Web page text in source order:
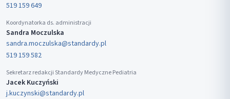
519 159 649
Koordynatorka ds. administracji
Sandra Moczulska
sandra.moczulska@standardy.pl
519 159 582
Sekretarz redakcji Standardy Medyczne Pediatria
Jacek Kuczyński
j.kuczynski@standardy.pl